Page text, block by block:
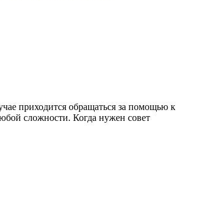
приходится обращаться за помощью к
сложности. Когда нужен совет